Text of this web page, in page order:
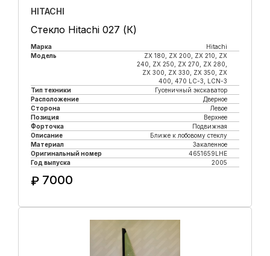
HITACHI
Стекло Hitachi 027 (К)
Марка
Hitachi
Модель
ZX 180, ZX 200, ZX 210, ZX
240, ZX 250, ZX 270, ZX 280,
ZX 300, ZX 330, ZX 350, ZX
400, 470 LC-3, LCN-3
Тип техники
Гусеничный экскаватор
Расположение
Дверное
Сторона
Левое
Позиция
Верхнее
Форточка
Подвижная
Описание
Ближе к лобовому стеклу
Материал
Закаленное
Оригинальный номер
4651659LHE
Год выпуска
2005
₽ 7000